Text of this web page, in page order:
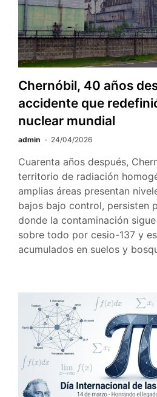
Unidos
Chernóbil, 40 años
accidente que
nuclear mundial
admin 24/04/2026
Cuarenta años después,
territorio de radiación
amplias áreas presentan
bajos bajo control, persisten
donde la contaminación
sobre todo por cesio-137 y
acumulados en suelos y